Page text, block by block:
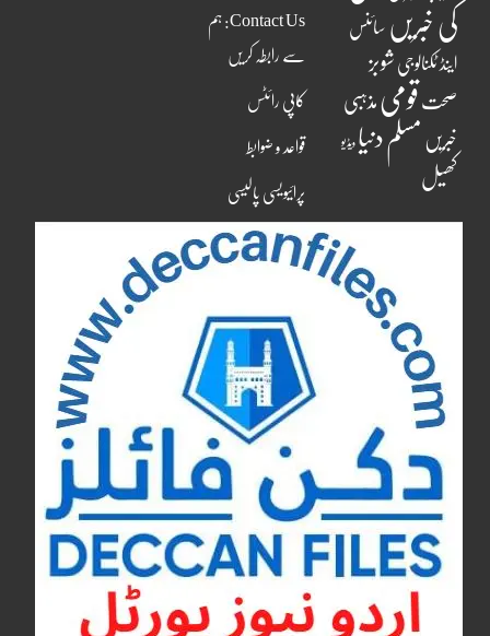
کی خبریں سائنس
اینڈ ٹکنالوجی شوبز
صحت قومی مذہبی
خبریں مسلم دنیا ویڈیو
کھیل
Contact Us: ہم
سے رابطہ کریں
کاپی رائٹس
قواعد و ضوابط
پرائیویسی پالیسی